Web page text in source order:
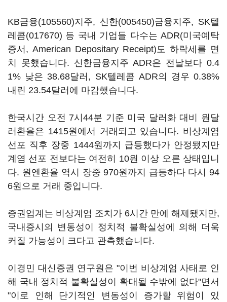
KB금융(105560)지주, 신한(005450)금융지주, SK텔
레콤(017670) 등 국내 기업들 다수는 ADR(미국예탁
증서, American Depositary Receipt)도 하락세를 면
치 못했습니다. 신한금융지주 ADR은 전날보다 0.4
1% 낮은 38.68달러, SK텔레콤 ADR의 경우 0.38%
내린 23.54달러에 마감했습니다.
한국시간 오전 7시44분 기준 미국 달러화 대비 원달
러환율은 1415원에서 거래되고 있습니다. 비상계염
선포 직후 장중 1444원까지 급등했다가 안정됐지만
계염 선포 전보다는 여전히 10원 이상 오른 상태입니
다. 원엔환율 역시 장중 970원까지 급등하다 다시 94
6원으로 거래 중입니다.
증권업계는 비상계엄 조치가 6시간 만에 해제됐지만,
국내증시의 변동성이 정치적 불확실성에 의해 더욱
커질 가능성이 크다고 관측했습니다.
이경민 대신증권 연구원은 "이번 비상계엄 사태로 인
해 국내 정치적 불확실성이 확대될 수밖에 없다"면서
"이로 인해 단기적인 변동성이 증가할 위험이 있